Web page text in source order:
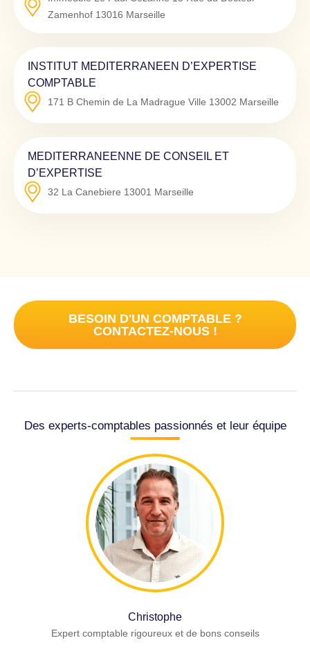
Zamenhof 13016 Marseille
INSTITUT MEDITERRANEEN D’EXPERTISE
COMPTABLE
171 B Chemin de La Madrague Ville 13002 Marseille
MEDITERRANEENNE DE CONSEIL ET
D’EXPERTISE
32 La Canebiere 13001 Marseille
BESOIN D'UN COMPTABLE ?
CONTACTEZ-NOUS !
Des experts-comptables passionnés et leur équipe
Christophe
Expert comptable rigoureux et de bons conseils